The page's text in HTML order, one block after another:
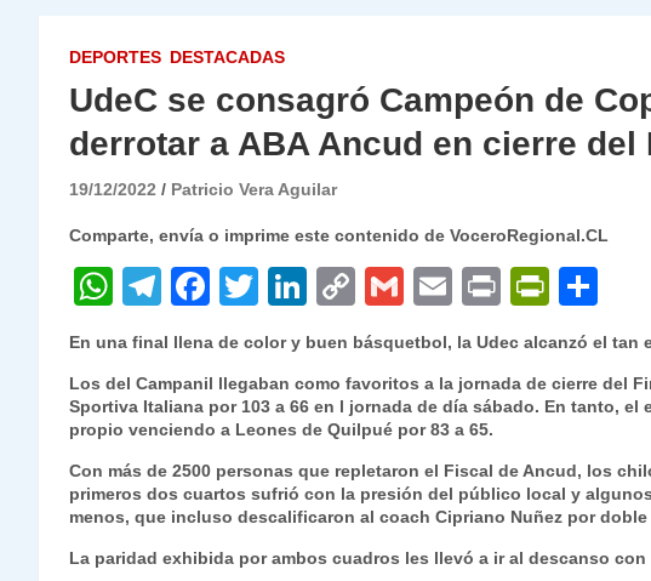
DEPORTES DESTACADAS
UdeC se consagró Campeón de
derrotar a ABA Ancud en cierre del
19/12/2022 Patricio Vera Aguilar
Comparte, envía o imprime este contenido de VoceroRegional.CL
W
h
s
A
p
p
T
el
gr
a
m
F
a
e
b
o
o
k
T
w
itt
er
Li
n
e
dI
n
C
o
y
Li
n
k
G
m
l
E
m
l
P
P
Fr
n
dl
y
o
p
tir
En una final llena de color y buen básquetbol, la Udec alcanzó el tan
Los del Campanil llegaban como favoritos a la jornada de cierre del
Sportiva Italiana por 103 a 66 en l jornada de día sábado. En tanto, el
propio venciendo a Leones de Quilpué por 83 a 65.
Con más de 2500 personas que repletaron el Fiscal de Ancud, los
primeros dos cuartos sufrió con la presión del público local y
menos, que incluso descalificaron al coach Cipriano Nuñez por
La paridad exhibida por ambos cuadros les llevó a ir al descanso